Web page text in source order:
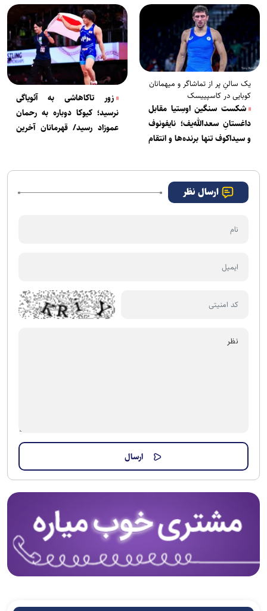
ناگویا حاضر می‌شود؟
یک سالنِ پر از تماشاگر و میهمانان
کوبایی در کاسپییسک
شکست سنگین اوسِتیا مقابل
داغستانِ سعدالله‌یف؛ نایفونوف
و سیداکوف تنها برنده‌ها و انتقام
زور تاکاهاشی به آئویاگی
نرسید؛ کیوکا دوباره به رحمان
عموزاد رسید/ قهرمانان آخرین
ارسال نظر